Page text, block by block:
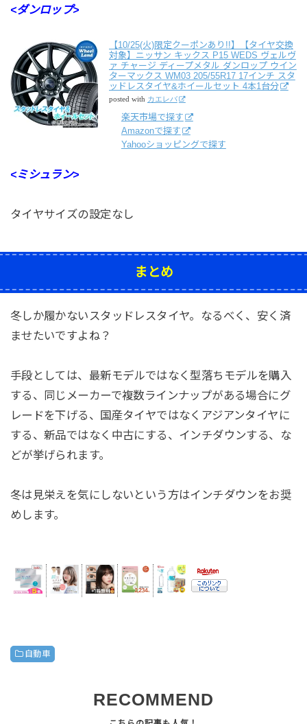
<ダンロップ>
【10/25(火)限定クーポンあり!!】【タイヤ交換
対象】ニッサン キックス P15 WEDS ヴェルヴ
ァ チャージ ディープメタル ダンロップ ウイン
ターマックス WM03 205/55R17 17インチ スタ
ッドレスタイヤ&ホイールセット 4本1台分
posted with カエレバ
楽天市場で探す
Amazonで探す
Yahooショッピングで探す
<ミシュラン>
タイヤサイズの設定なし
まとめ
冬しか履かないスタッドレスタイヤ。なるべく、安く済
ませたいですよね？
手段としては、最新モデルではなく型落ちモデルを購入
する、同じメーカーで複数ラインナップがある場合にグ
レードを下げる、国産タイヤではなくアジアンタイヤに
する、新品ではなく中古にする、インチダウンする、な
どが挙げられます。
冬は見栄えを気にしないという方はインチダウンをお奨
めします。
自動車
RECOMMEND